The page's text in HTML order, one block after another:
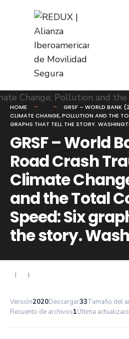
content
HOME
GRSF – WORLD BANK
CLIMATE CHANGE, POLLUTION AND THE
GRAPHS THAT TELL THE STORY.
GRSF – World
Road Crash
Climate
and the Total
Speed: Six
the story.
| |
Versión2020Descargar33Tamaño del
Recuento de archivos1Última
for: